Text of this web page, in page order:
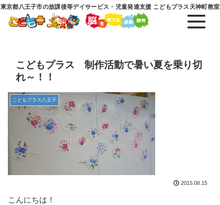
東京都八王子市の放課後等デイサービス・児童発達支援 こどもプラス天神町教室
こどもプラス 制作活動で暑い夏を乗り切
れ～！！
こどもプラス八王子
2015.08.15
こんにちは！